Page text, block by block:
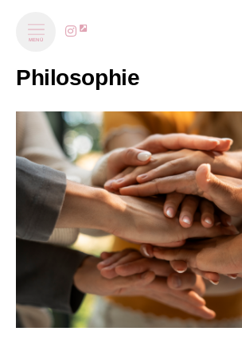
MENÜ
Philosophie